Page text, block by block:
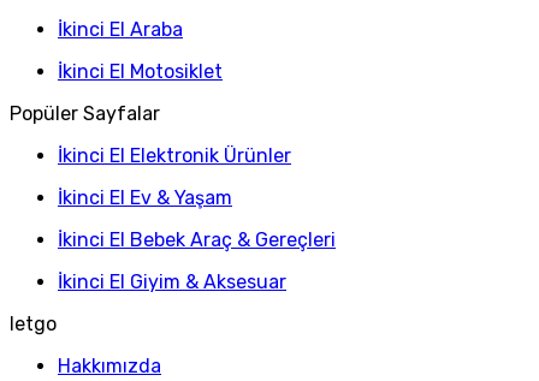
İkinci El Araba
İkinci El Motosiklet
Popüler Sayfalar
İkinci El Elektronik Ürünler
İkinci El Ev & Yaşam
İkinci El Bebek Araç & Gereçleri
İkinci El Giyim & Aksesuar
letgo
Hakkımızda